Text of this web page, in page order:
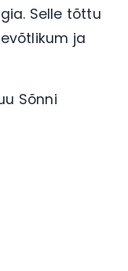
Selle tõttu
ja
Sõnni